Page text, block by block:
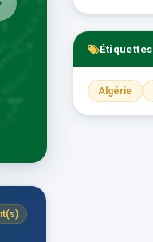
Étiquettes
Algérie